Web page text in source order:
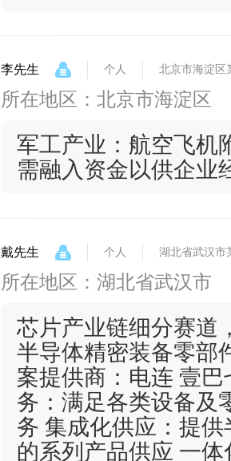
李先生 个人 北京市海淀
所在地区：北京市海淀区
军工产业：航空飞机
需融入资金以供企业
戴先生 个人 湖北省武汉
所在地区：湖北省武汉市
芯片产业链细分赛道
半导体精密装备零部
案提供商：电连 壹
务：满足各类设备及
务 集成化供应：提
的系列产品供应 一